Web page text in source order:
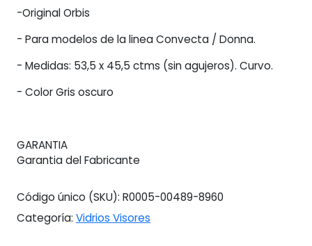
-Original Orbis
- Para modelos de la linea Convecta / Donna.
- Medidas: 53,5 x 45,5 ctms (sin agujeros). Curvo.
- Color Gris oscuro
GARANTIA
Garantia del Fabricante
Código único (SKU): R0005-00489-8960
Categoría: Vidrios Visores